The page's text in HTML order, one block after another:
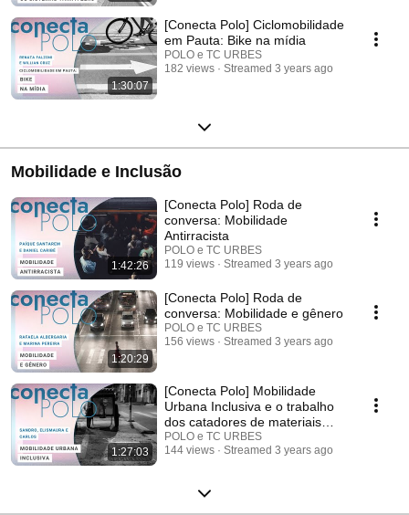
1:30:07
[Conecta Polo] Ciclomobilidade
em Pauta: Bike na mídia
POLO e TC URBES
182 views
Streamed 3 years ago
Mobilidade e Inclusão
1:42:26
[Conecta Polo] Roda de
conversa: Mobilidade
Antirracista
POLO e TC URBES
119 views
Streamed 3 years ago
1:20:29
[Conecta Polo] Roda de
conversa: Mobilidade e gênero
POLO e TC URBES
156 views
Streamed 3 years ago
1:27:03
[Conecta Polo] Mobilidade
Urbana Inclusiva e o trabalho
dos catadores de materiais
recicláveis
POLO e TC URBES
144 views
Streamed 3 years ago